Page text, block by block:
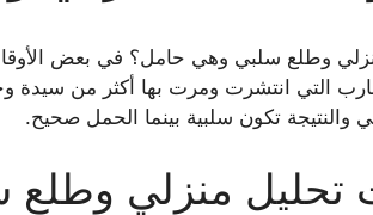
وطلع سلبي وهي حامل؟ في بعض
التي انتشرت ومرت بها أكثر من
تكون سلبية بينما الحمل صحيح.
منزلي